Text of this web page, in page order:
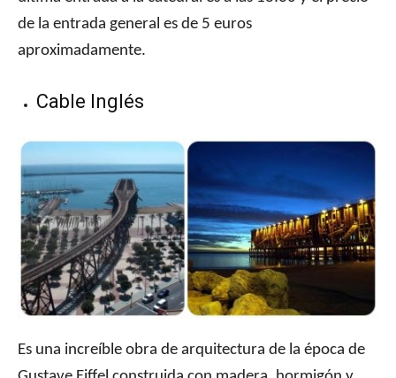
de la entrada general es de 5 euros
aproximadamente.
Cable Inglés
Es una increíble obra de arquitectura de la época de